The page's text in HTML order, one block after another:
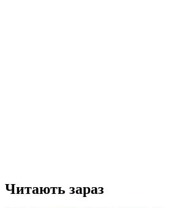
Читають зараз